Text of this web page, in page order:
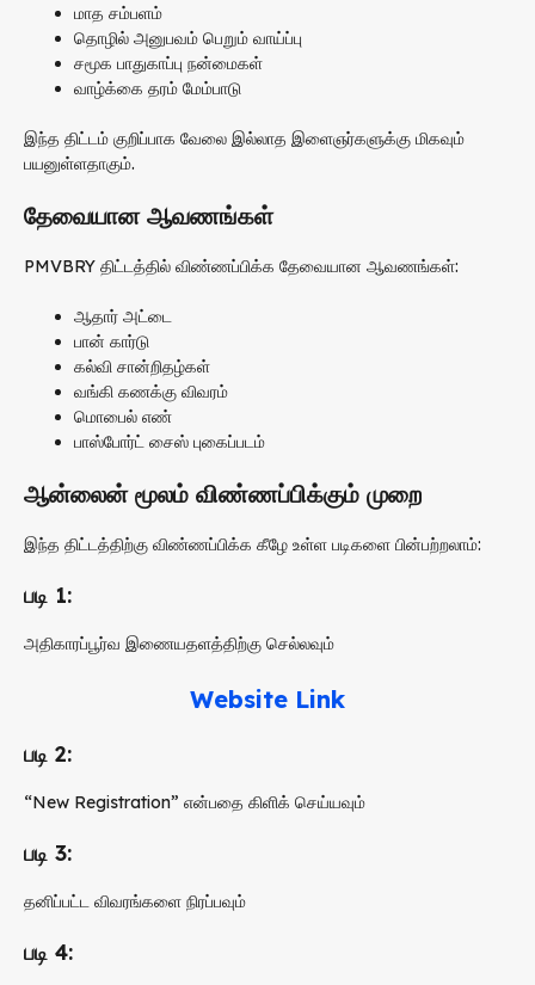
மாத சம்பளம்
தொழில் அனுபவம் பெறும் வாய்ப்பு
சமூக பாதுகாப்பு நன்மைகள்
வாழ்க்கை தரம் மேம்பாடு
இந்த திட்டம் குறிப்பாக வேலை இல்லாத இளைஞர்களுக்கு மிகவும்
பயனுள்ளதாகும்.
தேவையான ஆவணங்கள்
PMVBRY திட்டத்தில் விண்ணப்பிக்க தேவையான ஆவணங்கள்:
ஆதார் அட்டை
பான் கார்டு
கல்வி சான்றிதழ்கள்
வங்கி கணக்கு விவரம்
மொபைல் எண்
பாஸ்போர்ட் சைஸ் புகைப்படம்
ஆன்லைன் மூலம் விண்ணப்பிக்கும் முறை
இந்த திட்டத்திற்கு விண்ணப்பிக்க கீழே உள்ள படிகளை பின்பற்றலாம்:
படி 1:
அதிகாரப்பூர்வ இணையதளத்திற்கு செல்லவும்
Website Link
படி 2:
“New Registration” என்பதை கிளிக் செய்யவும்
படி 3:
தனிப்பட்ட விவரங்களை நிரப்பவும்
படி 4: